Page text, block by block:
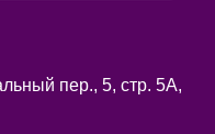
пер., 5, стр. 5А,